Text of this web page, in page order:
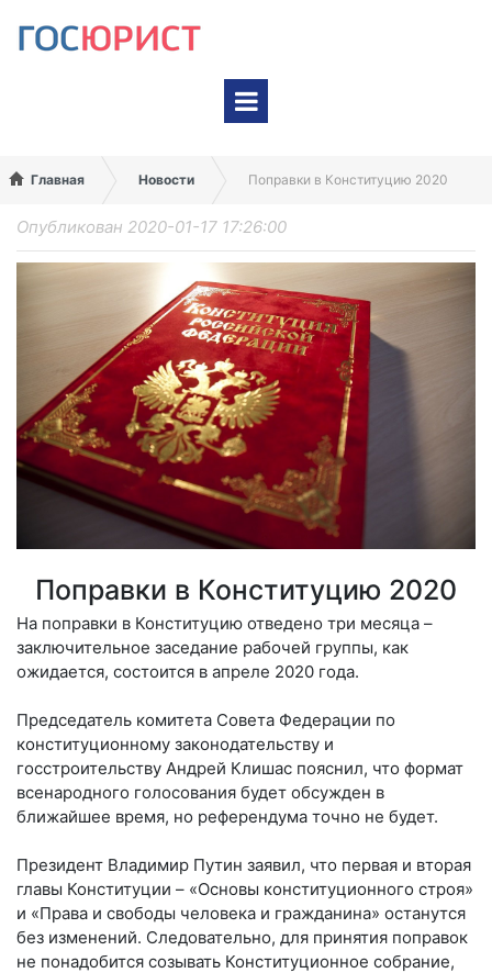
На карте Google
На карте Яндекс
Главная Новости Поправки в Конституцию 2020
Опубликован 2020-01-17 17:26:00
Поправки в Конституцию 2020
На поправки в Конституцию отведено три месяца –
заключительное заседание рабочей группы, как
ожидается, состоится в апреле 2020 года.
Председатель комитета Совета Федерации по
конституционному законодательству и
госстроительству Андрей Клишас пояснил, что формат
всенародного голосования будет обсужден в
ближайшее время, но референдума точно не будет.
Президент Владимир Путин заявил, что первая и вторая
главы Конституции – «Основы конституционного строя»
и «Права и свободы человека и гражданина» останутся
без изменений. Следовательно, для принятия поправок
не понадобится созывать Конституционное собрание,